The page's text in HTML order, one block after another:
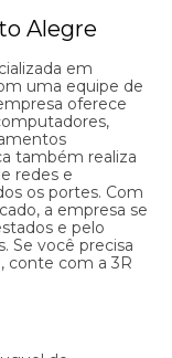
Alegre
em
uma equipe de
oferece
também realiza
redes e
os portes. Com
a empresa se
e pelo
Se você precisa
conte com a 3R